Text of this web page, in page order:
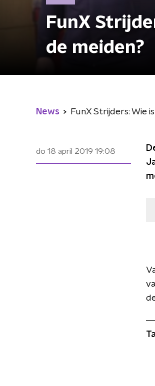
FunX
de meiden?
News FunX Strijders: Wie
do 18 april 2019 19:08